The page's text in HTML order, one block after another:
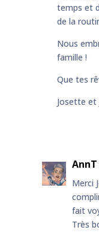
temps et
de la
Nous
famille !
Que tes
Josette et
AnnT
Merci
fait
Très